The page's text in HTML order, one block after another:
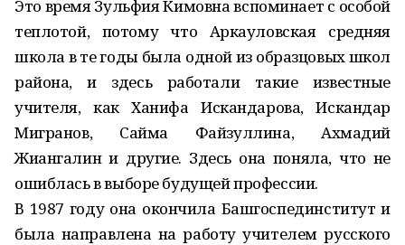
Это время Зульфия Кимовна вспоминает с особой
теплотой, потому что Аркауловская средняя
школа в те годы была одной из образцовых школ
района, и здесь работали такие известные
учителя, как Ханифа Искандарова, Искандар
Мигранов, Сайма Файзуллина, Ахмадий
Жиангалин и другие. Здесь она поняла, что не
ошиблась в выборе будущей профессии.
В 1987 году она окончила Башгоспединститут и
была направлена на работу учителем русского